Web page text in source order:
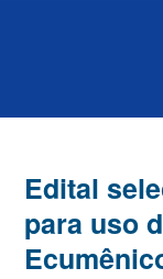
Edital
para uso